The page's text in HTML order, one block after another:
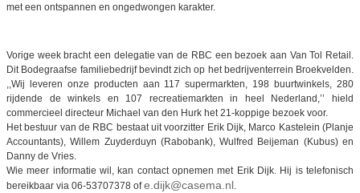
met een ontspannen en ongedwongen karakter.
Vorige week bracht een delegatie van de RBC een bezoek aan Van Tol Retail.
Dit Bodegraafse familiebedrijf bevindt zich op het bedrijventerrein Broekvelden.
,,Wij leveren onze producten aan 117 supermarkten, 198 buurtwinkels, 280
rijdende de winkels en 107 recreatiemarkten in heel Nederland,’’ hield
commercieel directeur Michael van den Hurk het 21-koppige bezoek voor.
Het bestuur van de RBC bestaat uit voorzitter Erik Dijk, Marco Kastelein (Planje
Accountants), Willem Zuyderduyn (Rabobank), Wulfred Beijeman (Kubus) en
Danny de Vries.
Wie meer informatie wil, kan contact opnemen met Erik Dijk. Hij is telefonisch
bereikbaar via 06-53707378 ofe.dijk@casema.nl.